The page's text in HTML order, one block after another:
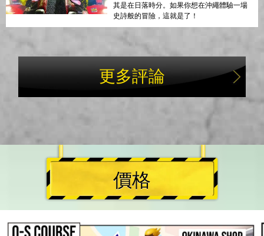
其是在日落時分。如果你想在沖繩體驗一場
史詩般的冒險，這就是了！
更多評論
價格